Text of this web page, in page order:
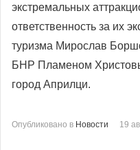
экстремальных
ответственность за их
туризма Мирослав
БНР Пламеном
город Априлци.
Опубликовано в Новости 19